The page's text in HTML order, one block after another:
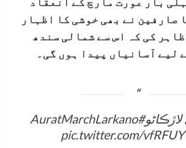
صارفین نے بھی خوشی کا اظہار
کی کہ اس سے شمالی سندھ
لیے آسانیاں پیدا ہوں گی۔
#AuratMarchLarkano
pic.twitter.com/